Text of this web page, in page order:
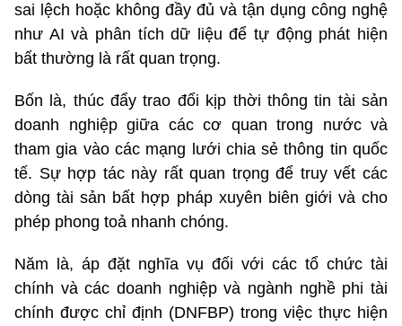
sai lệch hoặc không đầy đủ và tận dụng công nghệ
như AI và phân tích dữ liệu để tự động phát hiện
bất thường là rất quan trọng.
Bốn là, thúc đẩy trao đổi kịp thời thông tin tài sản
doanh nghiệp giữa các cơ quan trong nước và
tham gia vào các mạng lưới chia sẻ thông tin quốc
tế. Sự hợp tác này rất quan trọng để truy vết các
dòng tài sản bất hợp pháp xuyên biên giới và cho
phép phong toả nhanh chóng.
Năm là, áp đặt nghĩa vụ đối với các tổ chức tài
chính và các doanh nghiệp và ngành nghề phi tài
chính được chỉ định (DNFBP) trong việc thực hiện